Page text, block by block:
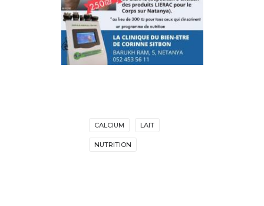
CALCIUM LAIT
NUTRITION